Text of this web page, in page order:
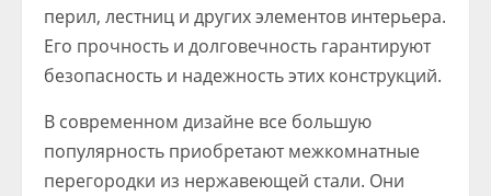
перил, лестниц и других элементов интерьера.
Его прочность и долговечность гарантируют
безопасность и надежность этих конструкций.
В современном дизайне все большую
популярность приобретают межкомнатные
перегородки из нержавеющей стали. Они